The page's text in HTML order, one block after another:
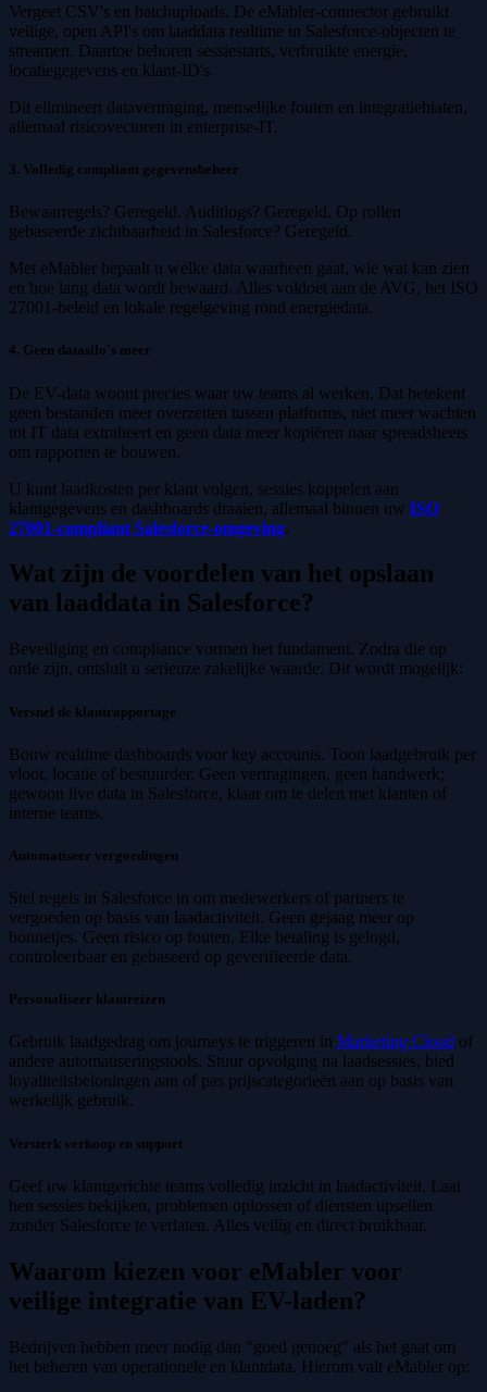
Vergeet CSV's en batchuploads. De eMabler-connector gebruikt
veilige, open API's om laaddata realtime in Salesforce-objecten te
streamen. Daartoe behoren sessiestarts, verbruikte energie,
locatiegegevens en klant-ID's.
Dit elimineert datavertraging, menselijke fouten en integratiehiaten,
allemaal risicovectoren in enterprise-IT.
3. Volledig compliant gegevensbeheer
Bewaarregels? Geregeld. Auditlogs? Geregeld. Op rollen
gebaseerde zichtbaarheid in Salesforce? Geregeld.
Met eMabler bepaalt u welke data waarheen gaat, wie wat kan zien
en hoe lang data wordt bewaard. Alles voldoet aan de AVG, het ISO
27001-beleid en lokale regelgeving rond energiedata.
4. Geen datasilo's meer
De EV-data woont precies waar uw teams al werken. Dat betekent
geen bestanden meer overzetten tussen platforms, niet meer wachten
tot IT data extraheert en geen data meer kopiëren naar spreadsheets
om rapporten te bouwen.
U kunt laadkosten per klant volgen, sessies koppelen aan
klantgegevens en dashboards draaien, allemaal binnen uw ISO
27001-compliant Salesforce-omgeving.
Wat zijn de voordelen van het opslaan
van laaddata in Salesforce?
Beveiliging en compliance vormen het fundament. Zodra die op
orde zijn, ontsluit u serieuze zakelijke waarde. Dit wordt mogelijk:
Versnel de klantrapportage
Bouw realtime dashboards voor key accounts. Toon laadgebruik per
vloot, locatie of bestuurder. Geen vertragingen, geen handwerk;
gewoon live data in Salesforce, klaar om te delen met klanten of
interne teams.
Automatiseer vergoedingen
Stel regels in Salesforce in om medewerkers of partners te
vergoeden op basis van laadactiviteit. Geen gejaag meer op
bonnetjes. Geen risico op fouten. Elke betaling is gelogd,
controleerbaar en gebaseerd op geverifieerde data.
Personaliseer klantreizen
Gebruik laadgedrag om journeys te triggeren in Marketing Cloud of
andere automatiseringstools. Stuur opvolging na laadsessies, bied
loyaliteitsbeloningen aan of pas prijscategorieën aan op basis van
werkelijk gebruik.
Versterk verkoop en support
Geef uw klantgerichte teams volledig inzicht in laadactiviteit. Laat
hen sessies bekijken, problemen oplossen of diensten upsellen
zonder Salesforce te verlaten. Alles veilig en direct bruikbaar.
Waarom kiezen voor eMabler voor
veilige integratie van EV-laden?
Bedrijven hebben meer nodig dan "goed genoeg" als het gaat om
het beheren van operationele en klantdata. Hierom valt eMabler op: